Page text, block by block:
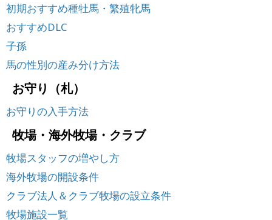
初期おすすめ種牡馬・繁殖牝馬
おすすめDLC
子孫
馬の性別の産み分け方法
お守り（札）
お守りの入手方法
牧場・海外牧場・クラブ
牧場スタッフの増やし方
海外牧場の開設条件
クラブ法人＆クラブ牧場の設立条件
牧場施設一覧